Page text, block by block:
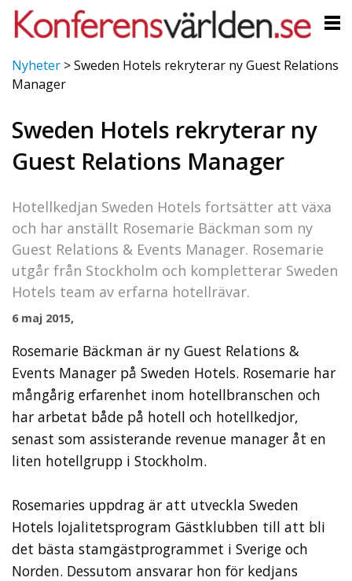
Nyheter >Sweden Hotels rekryterar ny Guest Relations
Manager
Sweden Hotels rekryterar ny
Guest Relations Manager
Hotellkedjan Sweden Hotels fortsätter att växa
och har anställt Rosemarie Bäckman som ny
Guest Relations & Events Manager. Rosemarie
utgår från Stockholm och kompletterar Sweden
Hotels team av erfarna hotellrävar.
6 maj 2015,
Rosemarie Bäckman är ny Guest Relations &
Events Manager på Sweden Hotels. Rosemarie har
mångårig erfarenhet inom hotellbranschen och
har arbetat både på hotell och hotellkedjor,
senast som assisterande revenue manager åt en
liten hotellgrupp i Stockholm.
Rosemaries uppdrag är att utveckla Sweden
Hotels lojalitetsprogram Gästklubben till att bli
det bästa stamgästprogrammet i Sverige och
Norden. Dessutom ansvarar hon för kedjans